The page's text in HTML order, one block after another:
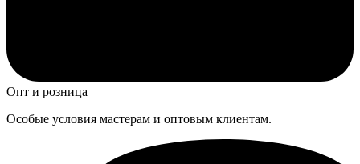
Опт и розница
Особые условия мастерам и оптовым клиентам.